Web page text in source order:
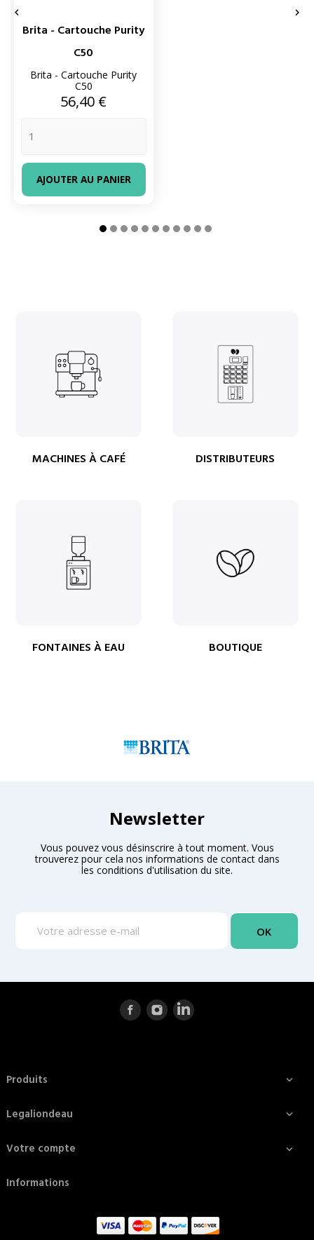
Brita - Cartouche Purity
C50
Brita - Cartouche Purity
C50
Prix
56,40 €
AJOUTER AU PANIER
 
MACHINES À CAFÉ DISTRIBUTEURS
FONTAINES À EAU BOUTIQUE
Newsletter
Vous pouvez vous désinscrire à tout moment. Vous
trouverez pour cela nos informations de contact dans
les conditions d'utilisation du site.
Produits 
Legaliondeau 
Votre compte 
Informations